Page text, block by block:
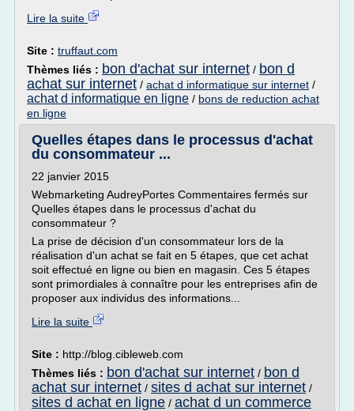
Lire la suite
Site : truffaut.com
Thèmes liés : bon d'achat sur internet / bon d
achat sur internet / achat d informatique sur internet /
achat d informatique en ligne / bons de reduction achat
en ligne
Quelles étapes dans le processus d'achat
du consommateur ...
22 janvier 2015
Webmarketing AudreyPortes Commentaires fermés sur
Quelles étapes dans le processus d'achat du
consommateur ?
La prise de décision d'un consommateur lors de la
réalisation d'un achat se fait en 5 étapes, que cet achat
soit effectué en ligne ou bien en magasin. Ces 5 étapes
sont primordiales à connaître pour les entreprises afin de
proposer aux individus des informations...
Lire la suite
Site : http://blog.cibleweb.com
Thèmes liés : bon d'achat sur internet / bon d
achat sur internet / sites d achat sur internet /
sites d achat en ligne / achat d un commerce